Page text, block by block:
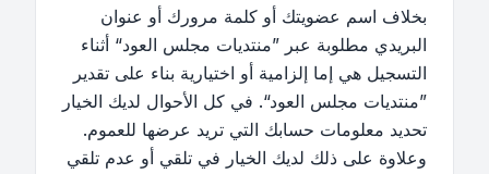
بخلاف اسم عضويتك أو كلمة مرورك أو عنوان
البريدي مطلوبة عبر ”منتديات مجلس العود“ أثناء
التسجيل هي إما إلزامية أو اختيارية بناء على تقدير
”منتديات مجلس العود“. في كل الأحوال لديك الخيار
تحديد معلومات حسابك التي تريد عرضها للعموم.
وعلاوة على ذلك لديك الخيار في تلقي أو عدم تلقي